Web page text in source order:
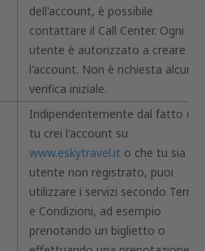
dell'account, è possibile
contattare il Call Center. Ogni
utente è autorizzato a creare
l'account. Non è richiesta alcuna
verifica iniziale.
Indipendentemente dal fatto che
tu crei l'account su
www.eskytravel.it o che tu sia un
utente non registrato, puoi
utilizzare i servizi secondo
e Condizioni, ad esempio
prenotando un biglietto o